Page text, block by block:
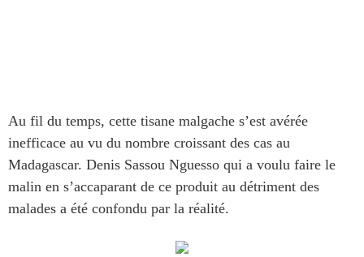
Au fil du temps, cette tisane malgache s’est avérée
inefficace au vu du nombre croissant des cas au
Madagascar. Denis Sassou Nguesso qui a voulu faire le
malin en s’accaparant de ce produit au détriment des
malades a été confondu par la réalité.